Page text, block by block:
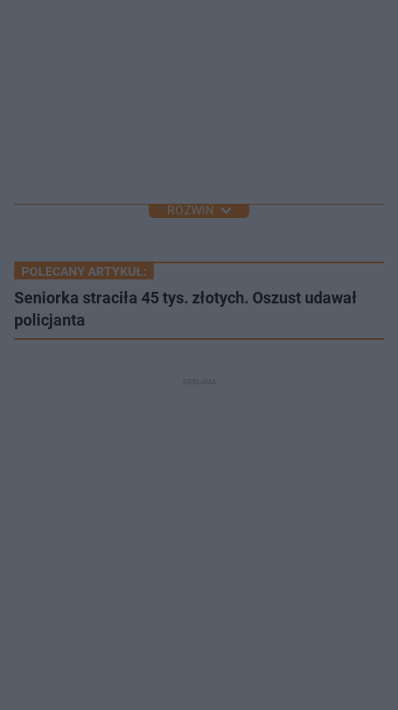
ROZWIŃ
POLECANY ARTYKUŁ:
Seniorka straciła 45 tys. złotych. Oszust udawał
policjanta